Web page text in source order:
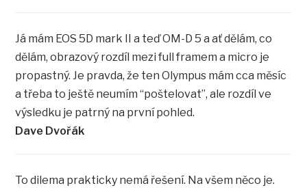
Já mám EOS 5D mark II a teď OM-D 5 a ať dělám, co
dělám, obrazový rozdíl mezi full framem a micro je
propastný. Je pravda, že ten Olympus mám cca měsíc
a třeba to ještě neumím “poštelovat”, ale rozdíl ve
výsledku je patrný na první pohled.
Dave Dvořák
To dilema prakticky nemá řešení. Na všem něco je.